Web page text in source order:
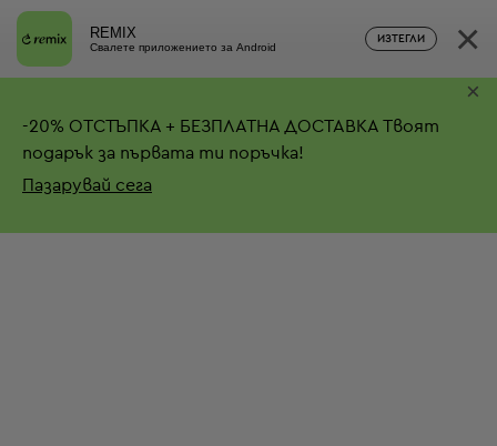
REMIX
Свалете приложението за Android
ИЗТЕГЛИ ×
-20% ОТСТЪПКА + БЕЗПЛАТНА ДОСТАВКА Твоят
подарък за първата ти поръчка!
Пазарувай сега
×